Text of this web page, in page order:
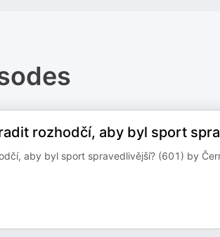
rozhodčí, aby byl sport
aby byl sport spravedlivější? (601) by